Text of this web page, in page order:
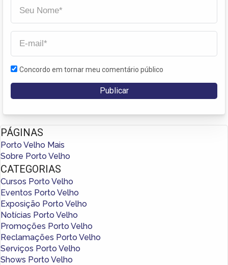
Concordo em tornar meu comentário público
PÁGINAS
Porto Velho Mais
Sobre Porto Velho
CATEGORIAS
Cursos Porto Velho
Eventos Porto Velho
Exposição Porto Velho
Notícias Porto Velho
Promoções Porto Velho
Reclamações Porto Velho
Serviços Porto Velho
Shows Porto Velho